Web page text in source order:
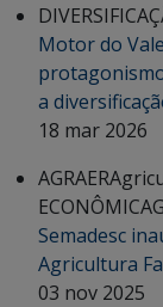
Motor do
a
18 mar 2026
AGRAER
ECONÔMICA
Semadesc
Agricultura
03 nov 2025